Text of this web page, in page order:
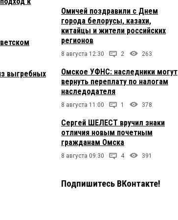
выгребных
Омичей поздравили с Днем
города белорусы, казахи,
китайцы и жители российских
регионов
8 августа 12:30 2 263
Омское УФНС: наследники могут
вернуть переплату по налогам
наследодателя
8 августа 11:00 1 378
Сергей ШЕЛЕСТ вручил знаки
отличия новым почетным
гражданам Омска
8 августа 09:30 4 391
Подпишитесь ВКонтакте!